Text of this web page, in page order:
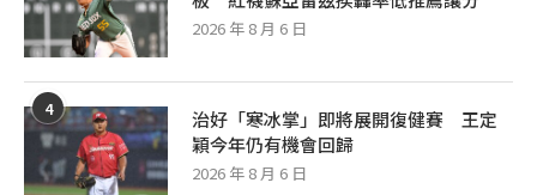
2026 年 8 月 6 日
4
治好「寒冰掌」即將展開復健賽 王定
穎今年仍有機會回歸
2026 年 8 月 6 日